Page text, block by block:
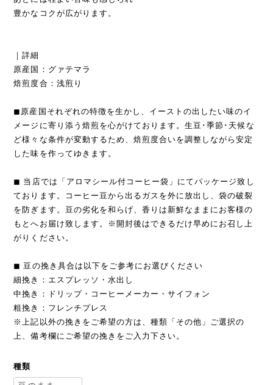
豊かなコクが広がります。
｜詳細
原産国：グァテマラ
焙煎度合：浅煎り
◼︎原産国それぞれの特徴を生かし、イーストの出したい味のイ
メージに寄り添う焙煎を心がけております。生豆･季節･天候な
ど様々な条件が変動するため、焙煎度合いを調整しながら安定
した味を作ってゆきます。
◼︎ 当店では「アロマシール付コーヒー袋」にてパッケージ致し
ております。コーヒー豆から出るガスを外に放出し、袋の破裂
を防ぎます。豆の劣化を和らげ、香りは新鮮なままにお客様の
もとへお届け致します。※開封後はできるだけ早めにお召し上
がりください。
◼︎ 豆の挽き具合は以下をご参考にお選びください
細挽き：エスプレッソ・水出し
中挽き：ドリップ・コーヒーメーカー・サイフォン
粗挽き：フレンチプレス
※上記以外の挽きをご希望の方は、種類「その他」ご選択の
上、備考欄にご希望の挽きをご入力下さい。
種類